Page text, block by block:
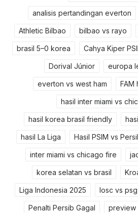
analisis pertandingan everton
Athletic Bilbao bilbao vs rayo
brasil 5–0 korea Cahya Kiper
Dorival Júnior europa
everton vs west ham FAM
hasil inter miami vs
hasil korea brasil friendly
hasil La Liga Hasil PSIM vs
inter miami vs chicago fire
korea selatan vs brasil
Liga Indonesia 2025 losc vs psg
Penalti Persib Gagal preview